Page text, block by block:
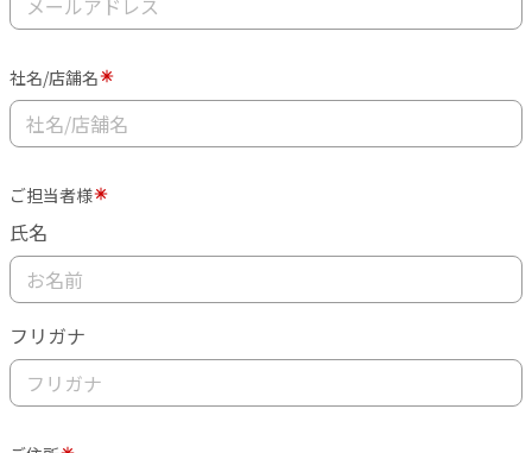
社名/店舗名
ご担当者様
氏名
フリガナ